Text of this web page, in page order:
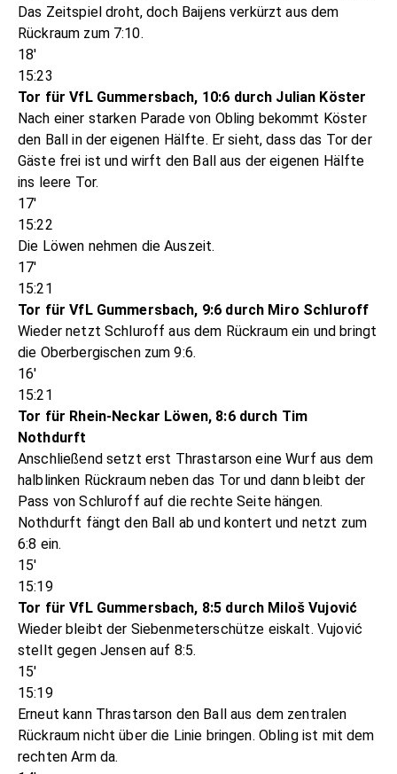
Das Zeitspiel droht, doch Baijens verkürzt aus dem
Rückraum zum 7:10.
18'
15:23
Tor für VfL Gummersbach, 10:6 durch Julian Köster
Nach einer starken Parade von Obling bekommt Köster
den Ball in der eigenen Hälfte. Er sieht, dass das Tor der
Gäste frei ist und wirft den Ball aus der eigenen Hälfte
ins leere Tor.
17'
15:22
Die Löwen nehmen die Auszeit.
17'
15:21
Tor für VfL Gummersbach, 9:6 durch Miro Schluroff
Wieder netzt Schluroff aus dem Rückraum ein und bringt
die Oberbergischen zum 9:6.
16'
15:21
Tor für Rhein-Neckar Löwen, 8:6 durch Tim
Nothdurft
Anschließend setzt erst Thrastarson eine Wurf aus dem
halblinken Rückraum neben das Tor und dann bleibt der
Pass von Schluroff auf die rechte Seite hängen.
Nothdurft fängt den Ball ab und kontert und netzt zum
6:8 ein.
15'
15:19
Tor für VfL Gummersbach, 8:5 durch Miloš Vujović
Wieder bleibt der Siebenmeterschütze eiskalt. Vujović
stellt gegen Jensen auf 8:5.
15'
15:19
Erneut kann Thrastarson den Ball aus dem zentralen
Rückraum nicht über die Linie bringen. Obling ist mit dem
rechten Arm da.